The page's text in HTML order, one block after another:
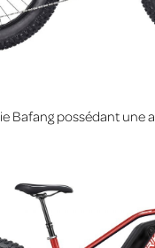
Bafang possédant